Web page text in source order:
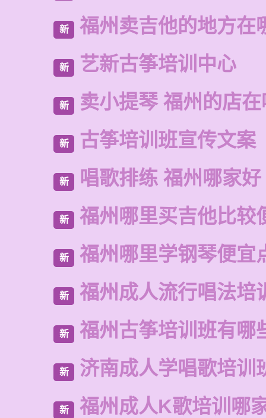
新 福州卖吉他的地方在
新 艺新古筝培训中心
新 卖小提琴 福州的店
新 古筝培训班宣传文案
新 唱歌排练 福州哪家好
新 福州哪里买吉他比较
新 福州哪里学钢琴便宜
新 福州成人流行唱法培
新 福州古筝培训班有哪
新 济南成人学唱歌培训
新 福州成人K歌培训哪